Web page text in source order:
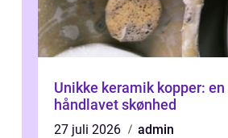
Unikke keramik kopper:
håndlavet skønhed
27 juli 2026
admin